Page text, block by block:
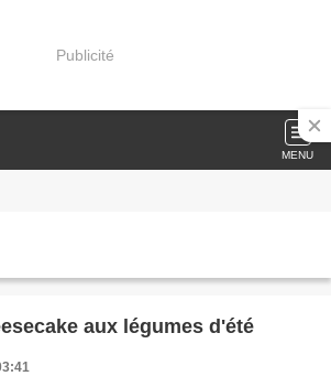
Publicité
MENU
aux légumes d'été